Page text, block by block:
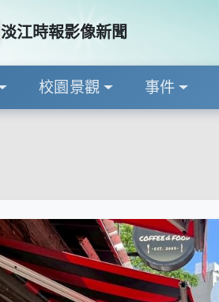
淡江時報影像新聞
校園景觀 事件